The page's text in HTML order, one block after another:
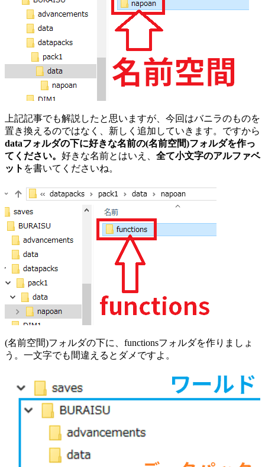
上記記事でも解説したと思いますが、今回はバニラのものを
置き換えるのではなく、新しく追加していきます。ですから
dataフォルダの下に好きな名前の(名前空間)フォルダを作っ
てください。 好きな名前とはいえ、 全て小文字のアルファベ
ット を書いてくださいね。
(名前空間)フォルダの下に、 functionsフォルダを作りましょ
う。一文字でも間違えるとダメですよ。